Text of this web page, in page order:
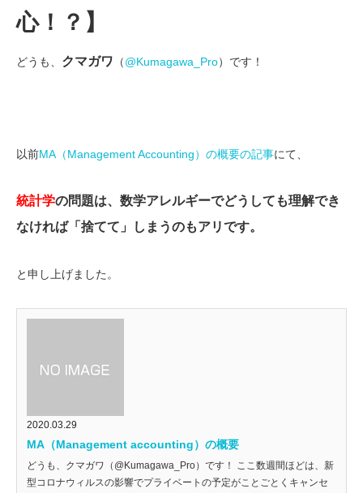
心！？】
どうも、 クマガワ （@Kumagawa_Pro）です！
以前MA（Management Accounting）の概要の記事にて、
統計学の問題は、数学アレルギーでどうしても理解でき
なければ「捨てて」しまうのもアリです。
と申し上げました。
2020.03.29
MA（Management accounting）の概要
どうも、クマガワ（@Kumagawa_Pro）です！ ここ数週間ほどは、新
型コロナウィルスの影響でプライベートの予定がことごとくキャンセ